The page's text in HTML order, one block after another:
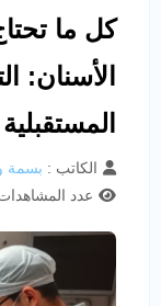
كل ما
الأسنان:
المستقبلية
الكاتب : بسمة
عدد المشاهدات :